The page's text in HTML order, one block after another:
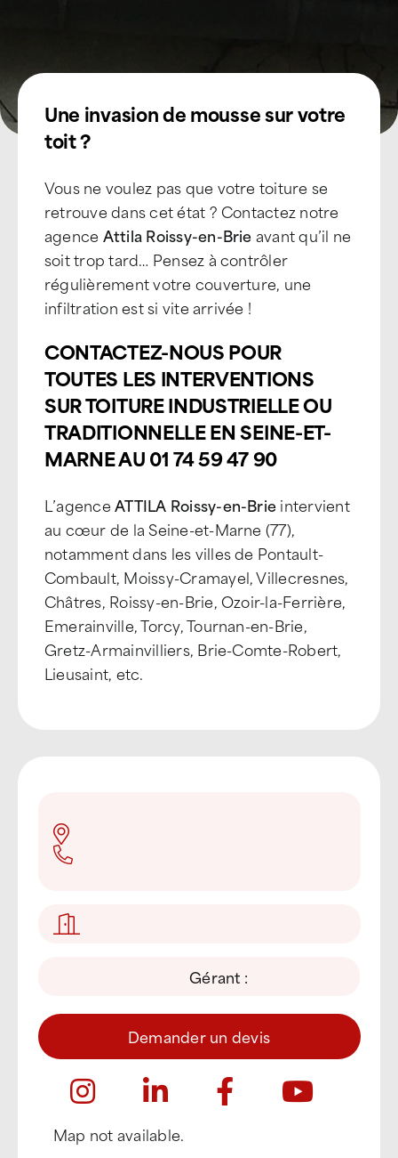
Une invasion de mousse sur votre
toit ?
Vous ne voulez pas que votre toiture se
retrouve dans cet état ? Contactez notre
agence Attila Roissy-en-Brieavant qu’il ne
soit trop tard… Pensez à contrôler
régulièrement votre couverture, une
infiltration est si vite arrivée !
CONTACTEZ-NOUS POUR
TOUTES LES INTERVENTIONS
SUR TOITURE INDUSTRIELLE OU
TRADITIONNELLE EN SEINE-ET-
MARNE AU 01 74 59 47 90
L’agenceATTILA Roissy-en-Brieintervient
au cœur de la Seine-et-Marne (77),
notamment dans les villes de Pontault-
Combault, Moissy-Cramayel, Villecresnes,
Châtres, Roissy-en-Brie, Ozoir-la-Ferrière,
Emerainville, Torcy, Tournan-en-Brie,
Gretz-Armainvilliers, Brie-Comte-Robert,
Lieusaint, etc.
Gérant :
Demander un devis
Map not available.